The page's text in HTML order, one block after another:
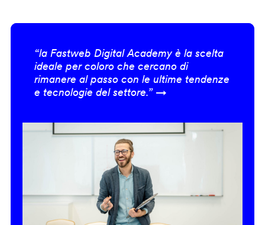
“la Fastweb Digital Academy è la scelta
ideale per coloro che cercano di
rimanere al passo con le ultime tendenze
e tecnologie del settore.” →